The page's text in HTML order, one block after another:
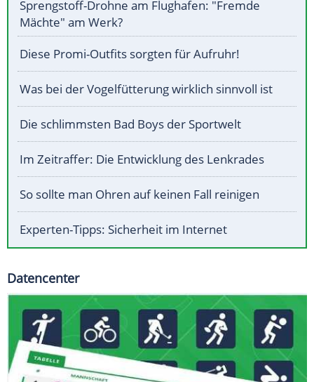
Sprengstoff-Drohne am Flughafen: "Fremde
Mächte" am Werk?
Diese Promi-Outfits sorgten für Aufruhr!
Was bei der Vogelfütterung wirklich sinnvoll ist
Die schlimmsten Bad Boys der Sportwelt
Im Zeitraffer: Die Entwicklung des Lenkrades
So sollte man Ohren auf keinen Fall reinigen
Experten-Tipps: Sicherheit im Internet
Datencenter